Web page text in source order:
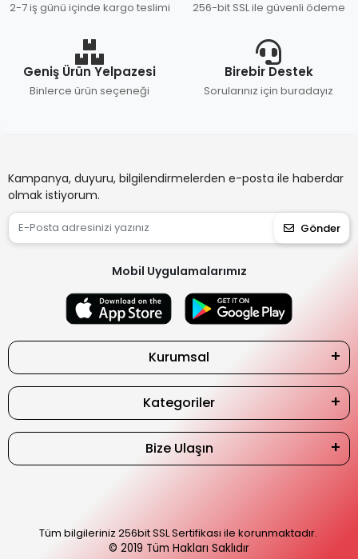
2-7 iş günü içinde kargo teslimi 256-bit SSL ile güvenli ödeme
Geniş Ürün Yelpazesi
Binlerce ürün seçeneği
Birebir Destek
Sorularınız için buradayız
Kampanya, duyuru, bilgilendirmelerden e-posta ile haberdar
olmak istiyorum.
Gönder
Mobil Uygulamalarımız
Kurumsal
Kategoriler
Bize Ulaşın
Tüm bilgileriniz 256bit SSL Sertifikası ile korunmaktadır.
© 2019 Tüm Hakları Saklıdır